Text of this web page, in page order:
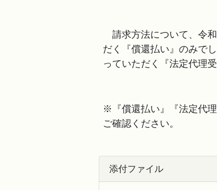
請求方法について、令
だく『償還払い』のみで
っていただく『法定代理
※『償還払い』『法定代
ご確認ください。
添付ファイル